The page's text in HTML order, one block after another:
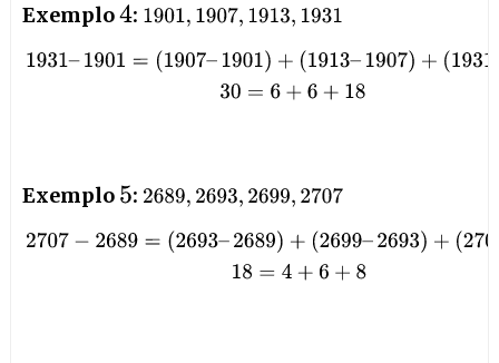
Exemplo4: 1901,1907,1913,1931
1931 –1901=( 1907–1901)+(1913– 1907 )+( 1931–1913) 30 =6+
Exemplo 5: 2689,2693,2699,2707
2707− 2689=(2693–2689)+(2699 –2693)+( 2707–2699)18=